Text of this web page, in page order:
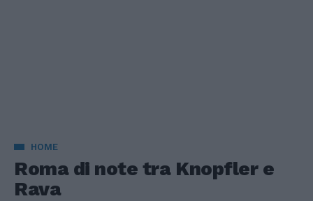
HOME
Roma di note tra Knopfler e
Rava